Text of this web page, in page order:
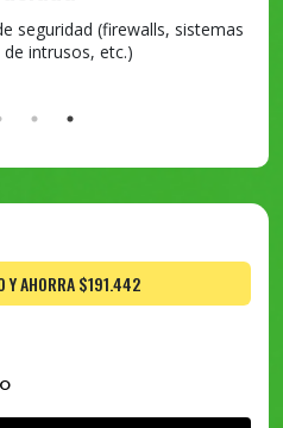
más poder
control
Y AHORRA $191.442